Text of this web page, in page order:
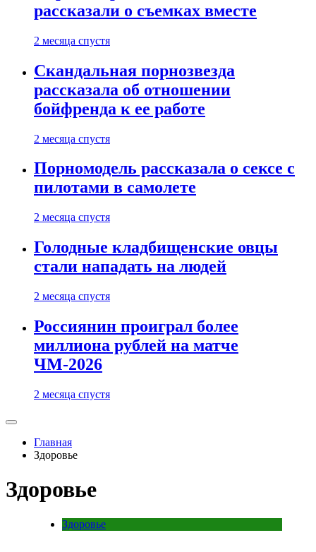
рассказали о съемках вместе
2 месяца спустя
Скандальная порнозвезда
рассказала об отношении
бойфренда к ее работе
2 месяца спустя
Порномодель рассказала о сексе с
пилотами в самолете
2 месяца спустя
Голодные кладбищенские овцы
стали нападать на людей
2 месяца спустя
Россиянин проиграл более
миллиона рублей на матче
ЧМ-2026
2 месяца спустя
Главная
Здоровье
Здоровье
Здоровье